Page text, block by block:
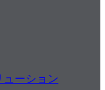
ューション